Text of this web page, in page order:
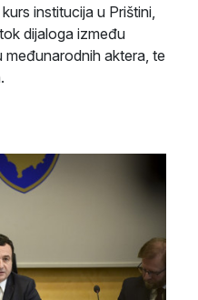
institucija u Prištini,
dijaloga između
međunarodnih aktera, te